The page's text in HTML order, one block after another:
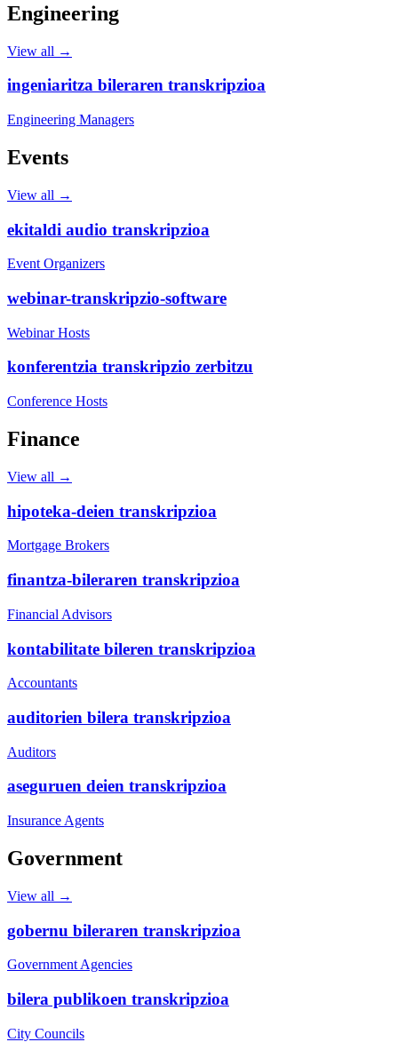
Engineering
View all →
ingeniaritza bileraren transkripzioa
Engineering Managers
Events
View all →
ekitaldi audio transkripzioa
Event Organizers
webinar-transkripzio-software
Webinar Hosts
konferentzia transkripzio zerbitzu
Conference Hosts
Finance
View all →
hipoteka-deien transkripzioa
Mortgage Brokers
finantza-bileraren transkripzioa
Financial Advisors
kontabilitate bileren transkripzioa
Accountants
auditorien bilera transkripzioa
Auditors
aseguruen deien transkripzioa
Insurance Agents
Government
View all →
gobernu bileraren transkripzioa
Government Agencies
bilera publikoen transkripzioa
City Councils